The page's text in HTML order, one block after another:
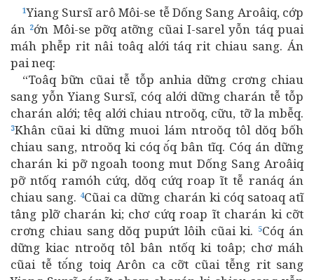
1Yiang Sursĩ arô Môi-se tễ Dống Sang Aroâiq, cớp
án 2ớn Môi-se pỡq atỡng cũai I-sarel yỗn táq puai
máh phễp rit nâi toâq alới táq rit chiau sang. Án
pai neq:
“Toâq bữn cũai tễ tỗp anhia dững crơng chiau
sang yỗn Yiang Sursĩ, cóq alới dững charán tễ tỗp
charán alới; têq alới chiau ntroŏq, cữu, tỡ la mbễq.
3Khân cũai ki dững muoi lám ntroŏq tôl dŏq bốh
chiau sang, ntroŏq ki cóq ŏ́q bân tĩq. Cóq án dững
charán ki pỡ ngoah toong mut Dống Sang Aroâiq
pỡ ntốq ramóh cứq, dŏq cứq roap ĩt tễ ranáq án
chiau sang. 4Cũai ca dững charán ki cóq satoaq atĩ
tâng plỡ charán ki; chơ cứq roap ĩt charán ki cỡt
crơng chiau sang dŏq pupứt lôih cũai ki.
5Cóq án
dững kiac ntroŏq tôl bân ntốq ki toâp; chơ máh
cũai tễ tŏ́ng toiq Arôn ca cỡt cũai tễng rit sang